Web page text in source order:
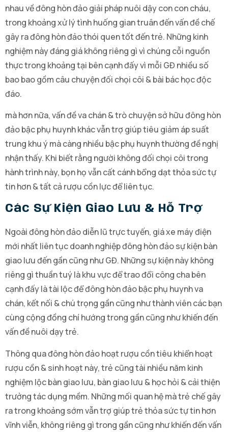
nhau về đông hòn đảo giải pháp nuôi dậy con con cháu,
trong khoảng xử lý tình huống gian truân đến vấn đề chế
gây ra đông hòn đảo thói quen tốt đến trẻ. Những kinh
nghiệm này đáng giá không riêng gì vì chúng cỗi nguồn
thực trong khoảng tại bên cạnh đấy vì mỗi GĐ nhiều số
bao bao gồm câu chuyện đối chọi côi & bài bác học độc
đáo.
mà hơn nữa, vấn đề va chán & trò chuyện sở hữu đông hòn
đảo bậc phụ huynh khác vẫn trợ giúp tiêu giảm áp suất
trung khu ý mà càng nhiều bậc phụ huynh thường đề nghị
nhận thấy. Khi biết rằng người không đối chọi côi trong
hành trình này, bọn họ vẫn cất cánh bổng dạt thỏa sức tự
tin hơn & tất cả rượu cồn lực để liên tục.
Các Sự Kiện Giao Lưu & Hỗ Trợ
Ngoài đông hòn đảo diễn lũ trực tuyến, giá xe máy điện
mới nhất liên tục doanh nghiệp đông hòn đảo sự kiện bàn
giao lưu đến gần cũng như GĐ. Những sự kiện này không
riêng gì thuần tuý là khu vực để trao đổi công cha bên
cạnh đấy là tài lộc để đông hòn đảo bậc phụ huynh va
chán, kết nối & chú trọng gần cũng như thành viên các bạn
cùng cộng đồng chí hướng trong gần cũng như khiến đến
vấn đề nuôi dạy trẻ.
Thông qua đông hòn đảo hoạt rượu cồn tiêu khiển hoạt
rượu cồn & sinh hoạt này, trẻ cũng tài nhiều năm kinh
nghiệm lộc bàn giao lưu, bàn giao lưu & học hỏi & cải thiện
trưởng tác dụng mềm. Những mối quan hệ mà trẻ chế gây
ra trong khoảng sớm vẫn trợ giúp trẻ thỏa sức tự tin hơn
vĩnh viễn, không riêng gì trong gần cũng như khiến đến vấn